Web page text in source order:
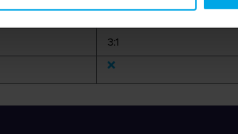
Op haspel
3:1